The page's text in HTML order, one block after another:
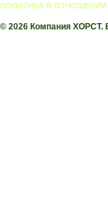
ПОЛИТИКА В
© 2026 Компания ХОРСТ.